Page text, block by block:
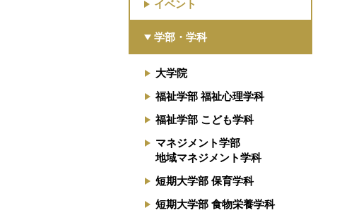
イベント
学部・学科
大学院
福祉学部 福祉心理学科
福祉学部 こども学科
マネジメント学部
地域マネジメント学科
短期大学部 保育学科
短期大学部 食物栄養学科